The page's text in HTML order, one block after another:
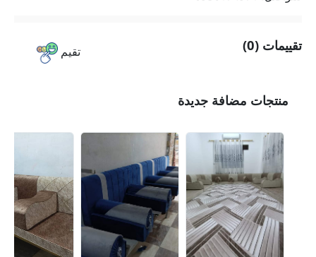
تقيم تقييمات (0)
منتجات مضافة جديدة